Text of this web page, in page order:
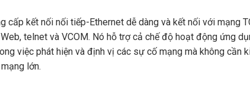
kết nối nối tiếp-Ethernet dễ dàng và kết nối với mạng
telnet và VCOM. Nó hỗ trợ cả chế độ hoạt động ứng
việc phát hiện và định vị các sự cố mạng mà không cần
lớn.